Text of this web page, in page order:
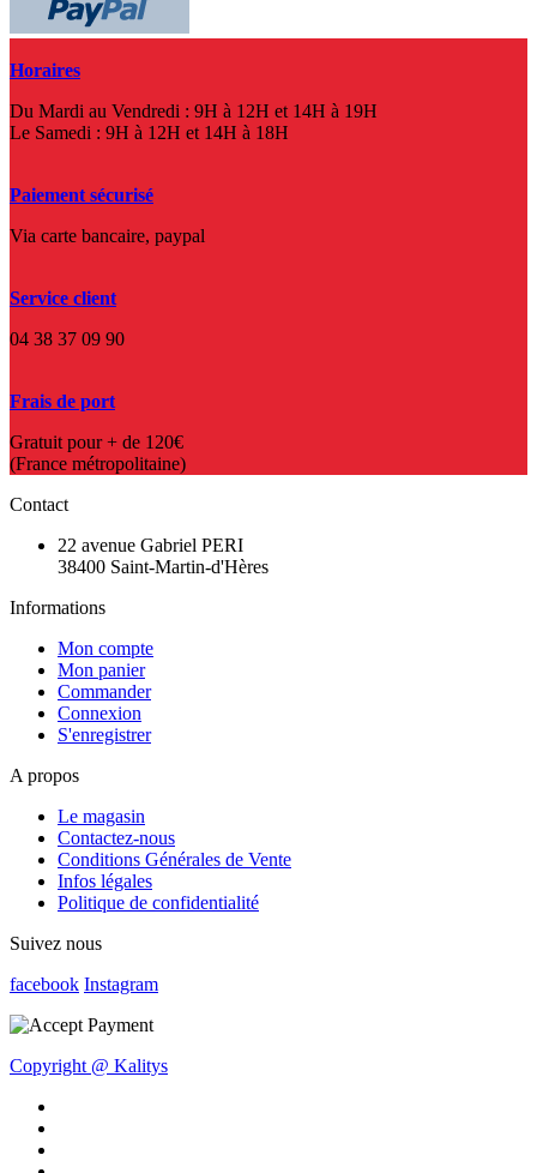
Horaires
Du Mardi au Vendredi : 9H à 12H et 14H à 19H
Le Samedi : 9H à 12H et 14H à 18H
Paiement sécurisé
Via carte bancaire, paypal
Service client
04 38 37 09 90
Frais de port
Gratuit pour + de 120€
(France métropolitaine)
Contact
22 avenue Gabriel PERI
38400 Saint-Martin-d'Hères
Informations
Mon compte
Mon panier
Commander
Connexion
S'enregistrer
A propos
Le magasin
Contactez-nous
Conditions Générales de Vente
Infos légales
Politique de confidentialité
Suivez nous
facebook Instagram
Copyright @ Kalitys